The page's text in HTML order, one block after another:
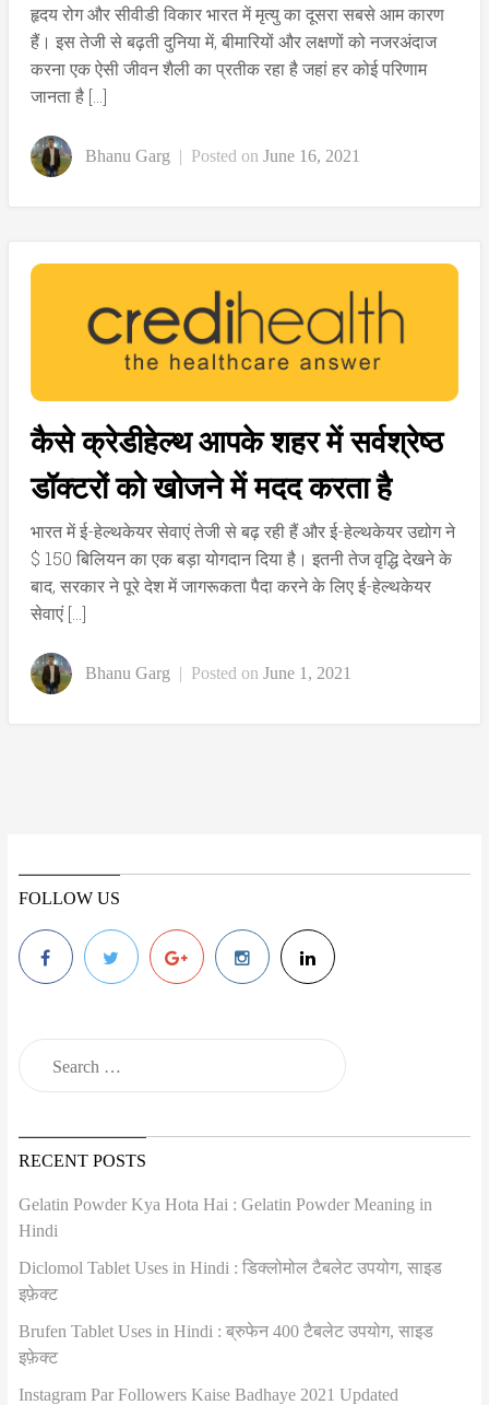
हृदय रोग और सीवीडी विकार भारत में मृत्यु का दूसरा सबसे आम कारण
हैं। इस तेजी से बढ़ती दुनिया में, बीमारियों और लक्षणों को नजरअंदाज
करना एक ऐसी जीवन शैली का प्रतीक रहा है जहां हर कोई परिणाम
जानता है […]
Bhanu Garg | Posted on June 16, 2021
कैसे क्रेडीहेल्थ आपके शहर में सर्वश्रेष्ठ
डॉक्टरों को खोजने में मदद करता है
भारत में ई-हेल्थकेयर सेवाएं तेजी से बढ़ रही हैं और ई-हेल्थकेयर उद्योग ने
$ 150 बिलियन का एक बड़ा योगदान दिया है। इतनी तेज वृद्धि देखने के
बाद, सरकार ने पूरे देश में जागरूकता पैदा करने के लिए ई-हेल्थकेयर
सेवाएं […]
Bhanu Garg | Posted on June 1, 2021
FOLLOW US
RECENT POSTS
Gelatin Powder Kya Hota Hai : Gelatin Powder Meaning in
Hindi
Diclomol Tablet Uses in Hindi : डिक्लोमोल टैबलेट उपयोग, साइड
इफ़ेक्ट
Brufen Tablet Uses in Hindi : ब्रुफेन 400 टैबलेट उपयोग, साइड
इफ़ेक्ट
Instagram Par Followers Kaise Badhaye 2021 Updated